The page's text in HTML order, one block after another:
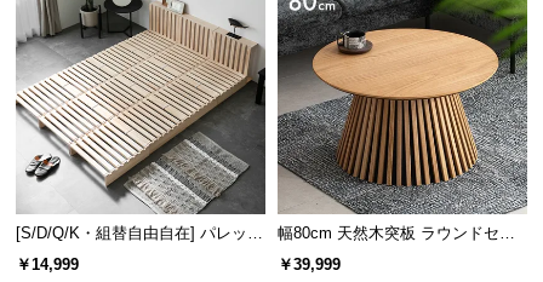
[S/D/Q/K・組替自由自在] パレット
ベッド 8/12/16枚セット
￥14,999
幅80cm 天然木突板 ラウンドセン
ターテーブル 美しい格子デザイン
￥39,999